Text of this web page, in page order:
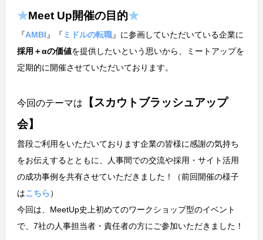
★Meet Up開催の目的★
『AMBI 』『 ミドルの転職』に参画していただいている企業に
採用＋αの価値を提供したいという思いから、ミートアップを
定期的に開催させていただいております。
今回のテーマは
【スカウトブラッシュアップ
会】
普段ご利用をいただいております企業の皆様に感謝の気持ち
をお伝えするとともに、人事間での交流や採用・サイト活用
の成功事例を共有させていただきました！（前回開催の様子
はこちら）
今回は、MeetUp史上初めてのワークショップ型のイベント
で、7社の人事担当者・責任者の方にご参加いただきました！